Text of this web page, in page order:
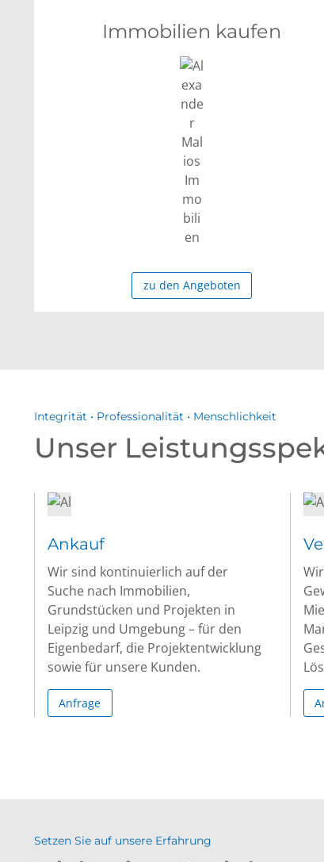
Immobilien kaufen
zu den Angeboten
Integrität • Professionalität • Menschlichkeit
Unser
Ankauf
Wir sind kontinuierlich auf der
Suche nach Immobilien,
Grundstücken und Projekten in
Leipzig und Umgebung – für den
Eigenbedarf, die Projektentwicklung
sowie für unsere Kunden.
Anfrage
Setzen Sie auf unsere Erfahrung